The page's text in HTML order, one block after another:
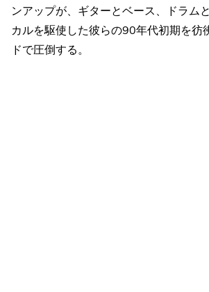
ンアップが、ギターとベース、ドラム
カルを駆使した彼らの90年代初期を彷
ドで圧倒する。